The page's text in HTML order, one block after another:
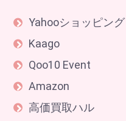
Yahooショッピング
Kaago
Qoo10 Event
Amazon
高価買取ハル